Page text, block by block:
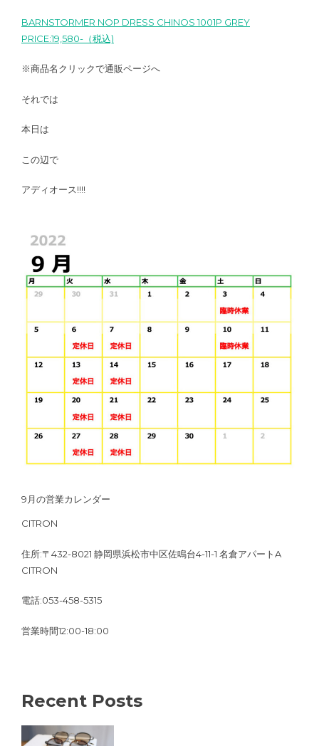
BARNSTORMER NOP DRESS CHINOS 1001P GREY
PRICE:19,580-（税込)
※商品名クリックで通販ページへ
それでは
本日は
この辺で
アディオース!!!!
9月の営業カレンダー
CITRON
住所:〒432-8021 静岡県浜松市中区佐鳴台4-11-1 名倉アパートA
CITRON
電話:053-458-5315
営業時間12:00-18:00
Recent Posts